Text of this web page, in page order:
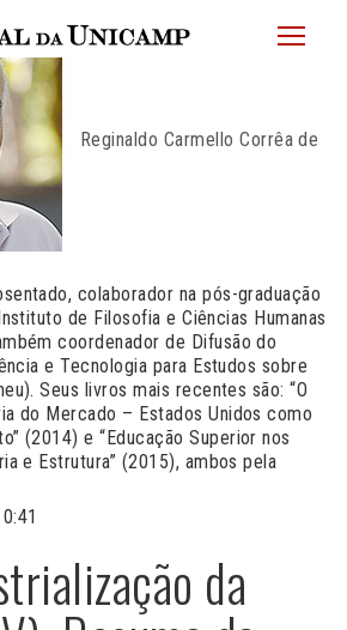
JU
Reginaldo Carmello Corrêa de
colaborador na pós-graduação
de Filosofia e Ciências Humanas
coordenador de Difusão do
e Tecnologia para Estudos sobre
Seus livros mais recentes são: “O
do Mercado – Estados Unidos como
(2014) e “Educação Superior nos
e Estrutura” (2015), ambos pela
da